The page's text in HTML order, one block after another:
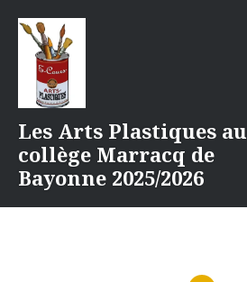
contenu
Les Arts Plastiques au
collège Marracq de
Bayonne 2025/2026